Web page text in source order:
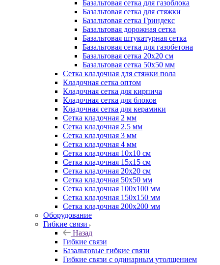
Базальтовая сетка для газоблока
Базальтовая сетка для стяжки
Базальтовая сетка Гриндекс
Базальтовая дорожная сетка
Базальтовая штукатурная сетка
Базальтовая сетка для газобетона
Базальтовая сетка 20x20 см
Базальтовая сетка 50x50 мм
Сетка кладочная для стяжки пола
Кладочная сетка оптом
Кладочная сетка для кирпича
Кладочная сетка для блоков
Кладочная сетка для керамики
Сетка кладочная 2 мм
Сетка кладочная 2.5 мм
Сетка кладочная 3 мм
Сетка кладочная 4 мм
Сетка кладочная 10x10 см
Сетка кладочная 15x15 см
Сетка кладочная 20x20 см
Сетка кладочная 50x50 мм
Сетка кладочная 100x100 мм
Сетка кладочная 150x150 мм
Сетка кладочная 200x200 мм
Оборудование
Гибкие связи
Назад
Гибкие связи
Базальтовые гибкие связи
Гибкие связи с одинарным утолщением